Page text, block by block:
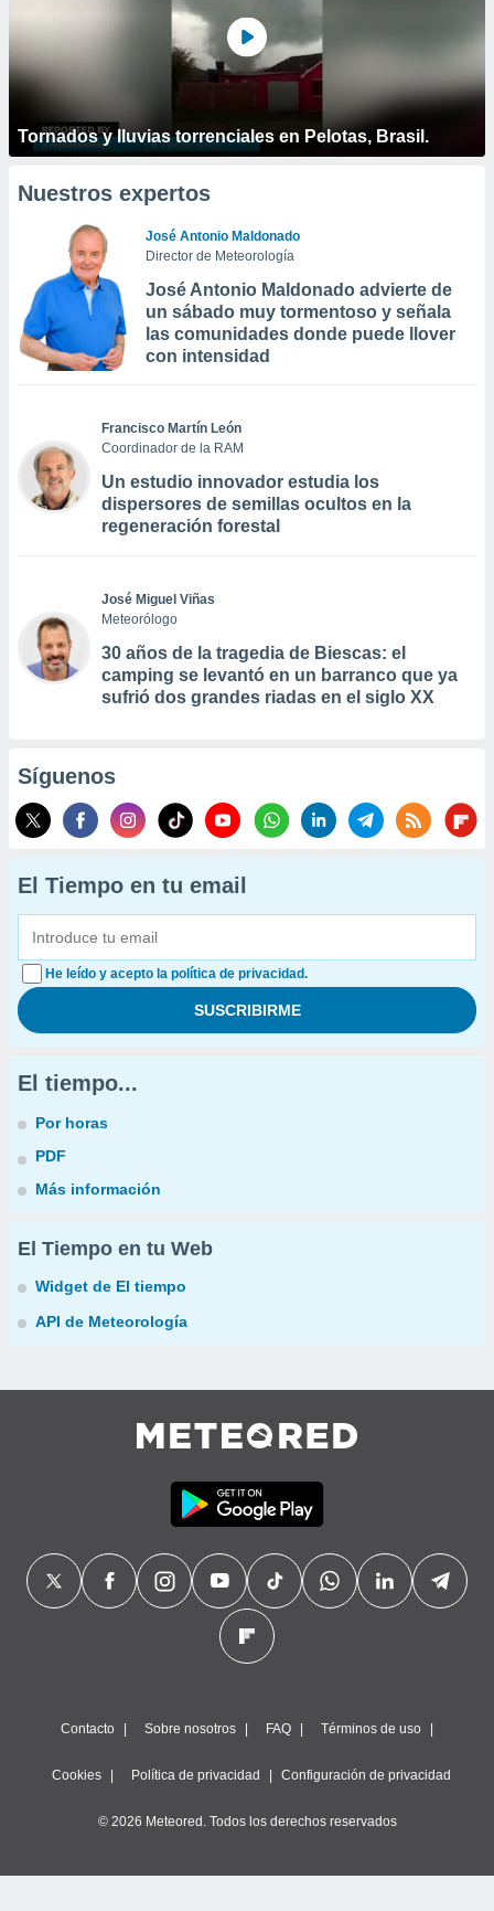
Tornados y lluvias torrenciales en Pelotas, Brasil.
Nuestros expertos
José Antonio Maldonado
Director de Meteorología
José Antonio Maldonado advierte de
un sábado muy tormentoso y señala
las comunidades donde puede llover
con intensidad
Francisco Martín León
Coordinador de la RAM
Un estudio innovador estudia los
dispersores de semillas ocultos en la
regeneración forestal
José Miguel Viñas
Meteorólogo
30 años de la tragedia de Biescas: el
camping se levantó en un barranco que ya
sufrió dos grandes riadas en el siglo XX
Síguenos
El Tiempo en tu email
He leído y acepto la política de privacidad.
El tiempo...
Por horas
PDF
Más información
El Tiempo en tu Web
Widget de El tiempo
API de Meteorología
Contacto Sobre nosotros FAQ Términos de uso
Cookies Política de privacidad Configuración de privacidad
© 2026 Meteored. Todos los derechos reservados